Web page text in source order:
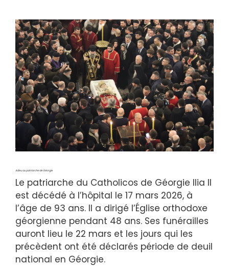
Adieu au patriarche de Géorgie
Le patriarche du Catholicos de Géorgie Ilia II
est décédé à l’hôpital le 17 mars 2026, à
l’âge de 93 ans. Il a dirigé l’Église orthodoxe
géorgienne pendant 48 ans. Ses funérailles
auront lieu le 22 mars et les jours qui les
précèdent ont été déclarés période de deuil
national en Géorgie.